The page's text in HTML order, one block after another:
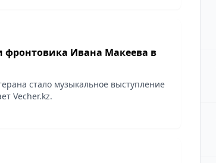
фронтовика Ивана Макеева в
стало музыкальное выступление
Vecher.kz.